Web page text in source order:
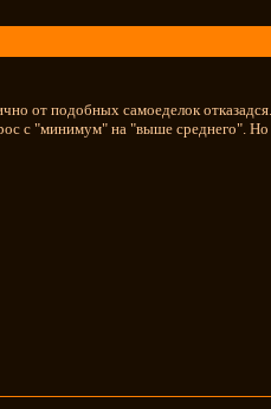
от подобных самоеделок
с "минимум" на "выше среднего".